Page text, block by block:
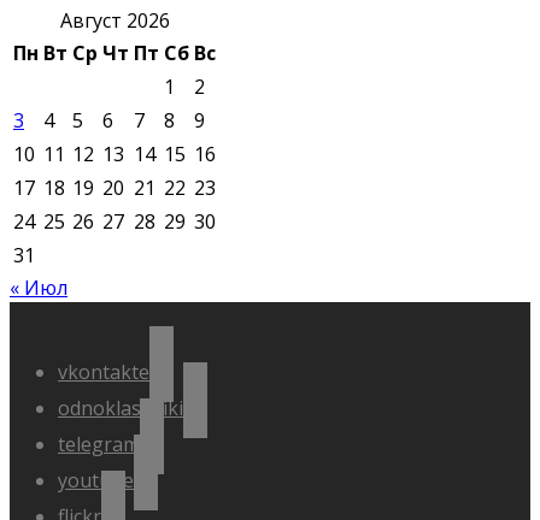
Август 2026
Пн Вт Ср Чт Пт Сб Вс
1
2
3
4 5 6 7 8
9
10 11 12 13 14 15 16
17 18 19 20 21 22 23
24 25 26 27 28 29 30
31
« Июл
vkontakte
odnoklassniki
telegram
youtube